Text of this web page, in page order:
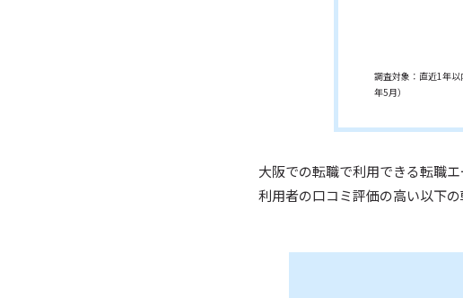
調査対象：直近1年
年5月）
大阪での転職で利用できる転職
利用者の口コミ評価の高い以下